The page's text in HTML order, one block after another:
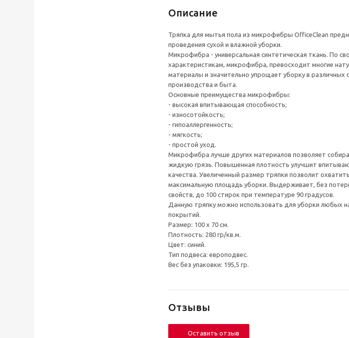
Описание
Тряпка для мытья пола из микрофибры OfficeClean
проведения сухой и влажной уборки.
Микрофибра - универсальная синтетическая ткань. По
характеристикам, микрофибра, превосходит многие
материалы и значительно упрощает уборку в различных
производства и быта.
Основные преимущества микрофибры:
- высокая впитывающая способность;
- износотойкость;
- гипоаллергенность;
- мягкость;
- простой уход.
Микрофибра лучше других материалов позволяет
жидкую грязь. Повышенная плотность улучшит
качества. Увеличенный размер тряпки позволит охватить
максимальную площадь уборки. Выдерживает, без
свойств, до 100 стирок при температуре 90 градусов.
Данную тряпку можно использовать для уборки любых
покрытий.
Размер: 100 х 70 см.
Плотность: 280 гр/кв.м.
Цвет: синий.
Тип подвеса: европодвес.
Вес без упаковки: 195,5 гр.
Отзывы
Оставить отзыв